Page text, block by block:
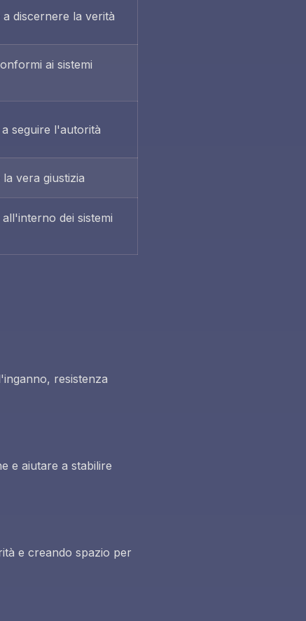
discernere la verità
ai sistemi
seguire l'autorità
vera giustizia
dei sistemi
resistenza
e aiutare a stabilire
e creando spazio per